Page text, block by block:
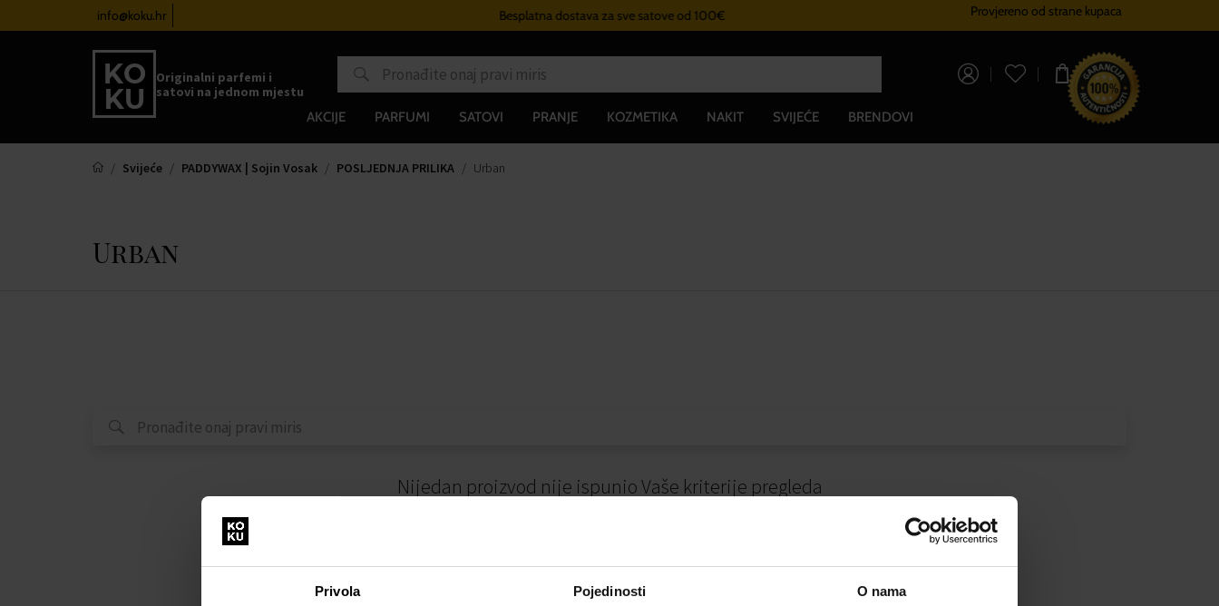
Privola Pojedinosti O nama
info@koku.hr Besplatna dostava za sve satove od 100€ Sustav vjernostiProvjereno od strane kupaca
Originalni parfemi i
satovi na jednom mjestu
0,00 €
AKCIJE PARFUMI SATOVI PRANJE KOZMETIKA NAKIT SVIJEĆE BRENDOVI
Svijeće PADDYWAX | Sojin Vosak POSLJEDNJA PRILIKA Urban
Urban
Nijedan proizvod nije ispunio Vaše kriterije pregleda